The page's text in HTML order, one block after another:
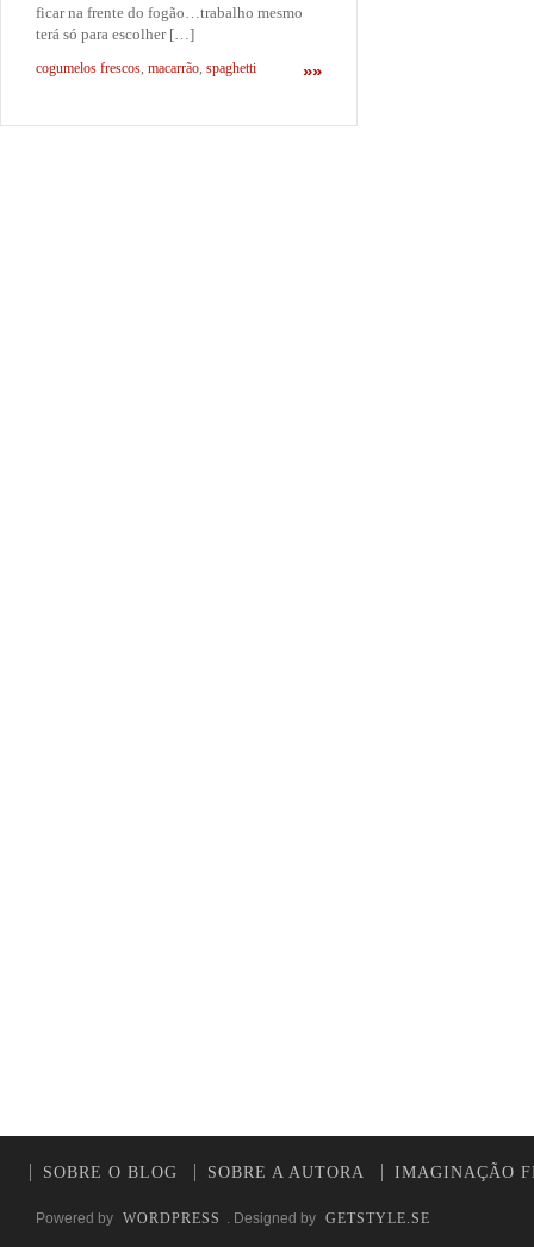
ficar na frente do fogão…trabalho mesmo
terá só para escolher […]
»»
cogumelos frescos, macarrão, spaghetti
SOBRE O BLOG SOBRE A AUTORA IMAGINAÇÃO
Powered by WORDPRESS . Designed by GETSTYLE.SE